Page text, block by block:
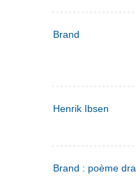
Brand
Henrik Ibsen
Brand : poème